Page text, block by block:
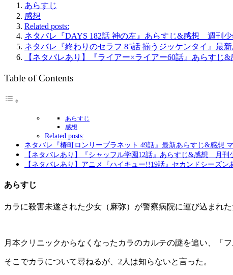
あらすじ
感想
Related posts:
ネタバレ『DAYS 182話 神の左』あらすじ&感想 週刊
ネタバレ『終わりのセラフ 85話 揃うジッケンタイ』最
【ネタバレあり】『ライアー×ライアー60話』あらす
Table of Contents
あらすじ
感想
Related posts:
ネタバレ『椿町ロンリープラネット 49話』最新あらすじ&感想
【ネタバレあり】『シャッフル学園12話』あらすじ&感想 月
【ネタバレあり】アニメ『ハイキュー!!19話』セカンドシー
あらすじ
カラに殺害未遂された少女（麻弥）が警察病院に運び込まれ
月本クリニックからなくなったカラのカルテの謎を追い、「
そこでカラについて尋ねるが、2人は知らないと言った。